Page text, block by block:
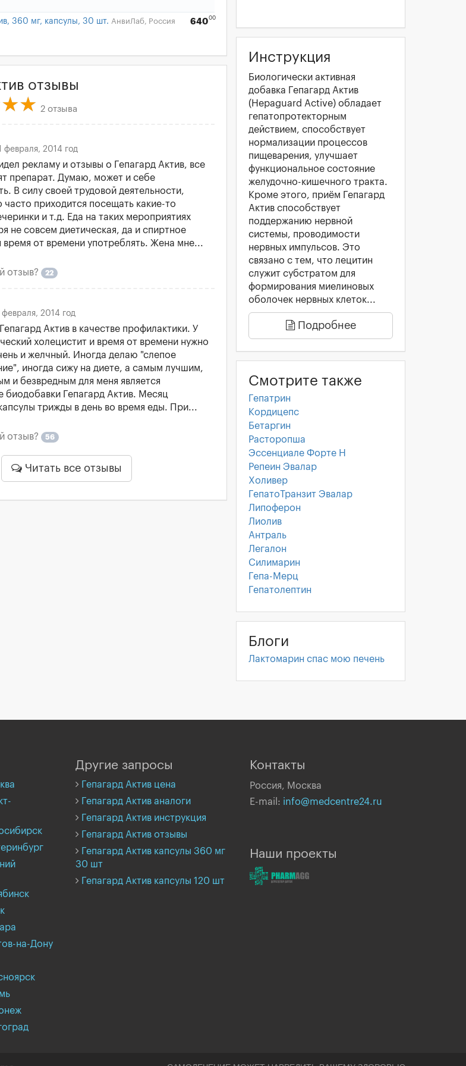
360 мг, капсулы, 30 шт. АнвиЛаб, Россия 64000
отзывы
2 отзыва
февраля, 2014 год
рекламу и отзывы о Гепагард Актив, все
препарат. Думаю, может и себе
В силу своей трудовой деятельности,
часто приходится посещать какие-то
и т.д. Еда на таких мероприятиях
не совсем диетическая, да и спиртное
время от времени употреблять. Жена мне...
отзыв?
22
февраля, 2014 год
Актив в качестве профилактики. У
холецистит и время от времени нужно
и желчный. Иногда делаю "слепое
иногда сижу на диете, а самым лучшим,
и безвредным для меня является
биодобавки Гепагард Актив. Месяц
трижды в день во время еды. При...
отзыв?
56
Читать все отзывы
Инструкция
Биологически активная
добавка Гепагард Актив
(Hepaguard Active) обладает
гепатопротекторным
действием, способствует
нормализации процессов
пищеварения, улучшает
функциональное состояние
желудочно-кишечного тракта.
Кроме этого, приём Гепагард
Актив способствует
поддержанию нервной
системы, проводимости
нервных импульсов. Это
связано с тем, что лецитин
служит субстратом для
формирования миелиновых
оболочек нервных клеток...
Подробнее
Смотрите также
Гепатрин
Кордицепс
Бетаргин
Расторопша
Эссенциале Форте Н
Репеин Эвалар
Холивер
ГепатоТранзит Эвалар
Липоферон
Лиолив
Антраль
Легалон
Силимарин
Гепа-Мерц
Гепатолептин
Блоги
Лактомарин спас мою печень
на-Дону
Другие запросы
Гепагард Актив цена
Гепагард Актив аналоги
Гепагард Актив инструкция
Гепагард Актив отзывы
Гепагард Актив капсулы 360 мг
30 шт
Гепагард Актив капсулы 120 шт
Контакты
Россия, Москва
E-mail: info@medcentre24.ru
Наши проекты